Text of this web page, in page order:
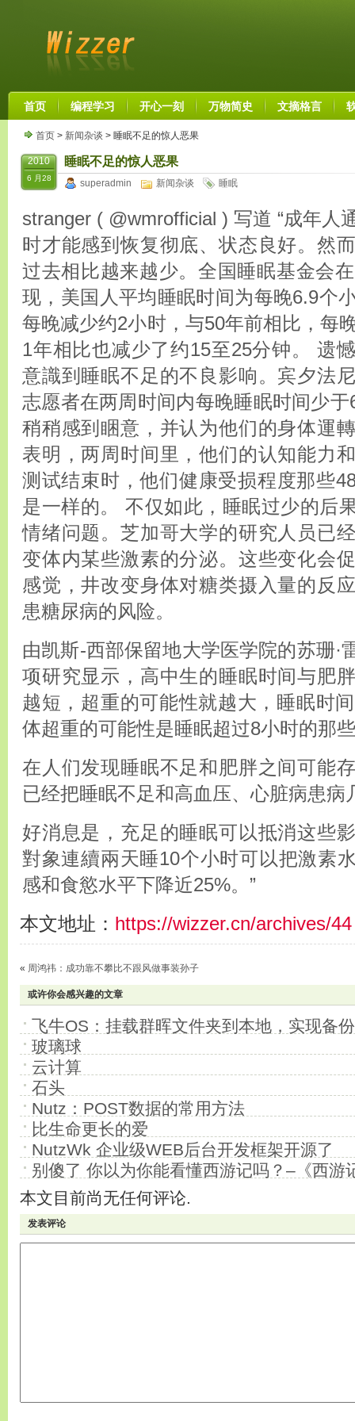
首页 编程学习 开心一刻 万物简史 文摘格言
首页 > 新闻杂谈 > 睡眠不足的惊人恶果
2010
6 月28
睡眠不足的惊人恶果
superadmin 新闻杂谈 睡眠
stranger ( @wmrofficial ) 写道 “成年人
时才能感到恢复彻底、状态良好。然
过去相比越来越少。全国睡眠基金会
现，美国人平均睡眠时间为每晚6.9个
每晚减少约2小时，与50年前相比，每
1年相比也减少了约15至25分钟。 遗
意識到睡眠不足的不良影响。宾夕法
志愿者在两周时间内每晚睡眠时间少
稍稍感到睏意，并认为他们的身体運
表明，两周时间里，他们的认知能力
测试结束时，他们健康受损程度那些
是一样的。 不仅如此，睡眠过少的后
情绪问题。芝加哥大学的研究人员已
变体内某些激素的分泌。这些变化会
感觉，井改变身体对糖类摄入量的反
患糖尿病的风险。
由凯斯-西部保留地大学医学院的苏珊·
项研究显示，高中生的睡眠时间与肥
越短，超重的可能性就越大，睡眠时
体超重的可能性是睡眠超过8小时的那
在人们发现睡眠不足和肥胖之间可能
已经把睡眠不足和高血压、心脏病患病
好消息是，充足的睡眠可以抵消这些
對象連續兩天睡10个小时可以把激素
感和食慾水平下降近25%。”
本文地址： https://wizzer.cn/archives/44
« 周鸿祎：成功靠不攀比不跟风做事装孙子
或许你会感兴趣的文章
飞牛OS：挂载群晖文件夹到本地，实现备
玻璃球
云计算
石头
Nutz：POST数据的常用方法
比生命更长的爱
NutzWk 企业级WEB后台开发框架开源了
别傻了 你以为你能看懂西游记吗？–《西游
本文目前尚无任何评论.
发表评论